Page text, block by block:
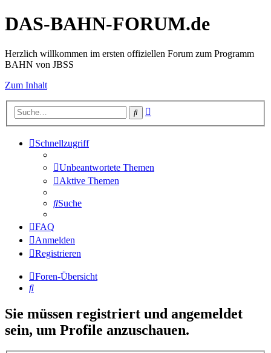
DAS-BAHN-FORUM.de
Herzlich willkommen im ersten offiziellen Forum zum Programm
BAHN von JBSS
Zum Inhalt
Suche
Schnellzugriff
Unbeantwortete Themen
Aktive Themen
Suche
FAQ
Anmelden
Registrieren
Foren-Übersicht
Suche
Sie müssen registriert und angemeldet
sein, um Profile anzuschauen.